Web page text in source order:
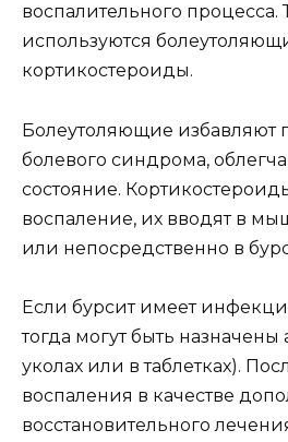
воспалительного процесса.
используются
кортикостероиды.
Болеутоляющие избавляют
болевого синдрома,
состояние.
воспаление, их вводят в
или непосредственно в
Если бурсит имеет
тогда могут быть
уколах или в таблетках).
воспаления в качестве
восстановительного